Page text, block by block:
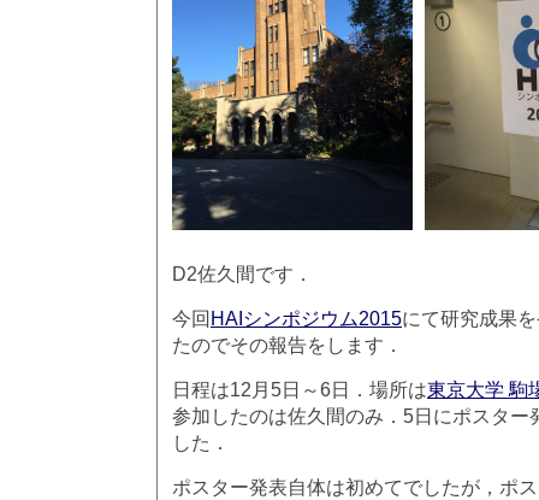
D2佐久間です．
今回HAIシンポジウム2015にて研究成果
たのでその報告をします．
日程は12月5日～6日．場所は東京大学 駒
参加したのは佐久間のみ．5日にポスター
した．
ポスター発表自体は初めてでしたが，ポ